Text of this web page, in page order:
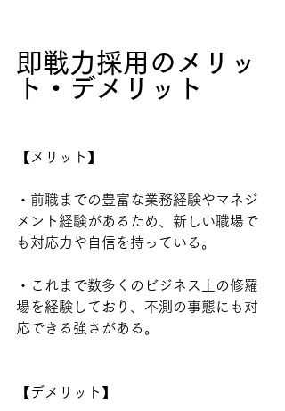
即戦力採用のメリッ
ト・デメリット
【メリット】
・前職までの豊富な業務経験やマネジ
メント経験があるため、新しい職場で
も対応力や自信を持っている。
・これまで数多くのビジネス上の修羅
場を経験しており、不測の事態にも対
応できる強さがある。
【デメリット】